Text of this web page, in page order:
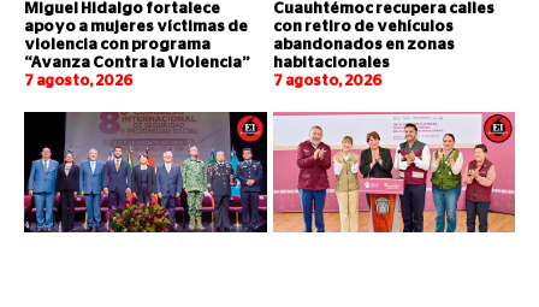
Miguel Hidalgo fortalece
apoyo a mujeres víctimas de
violencia con programa
“Avanza Contra la Violencia”
7 agosto, 2026
Cuauhtémoc recupera calles
con retiro de vehículos
abandonados en zonas
habitacionales
7 agosto, 2026